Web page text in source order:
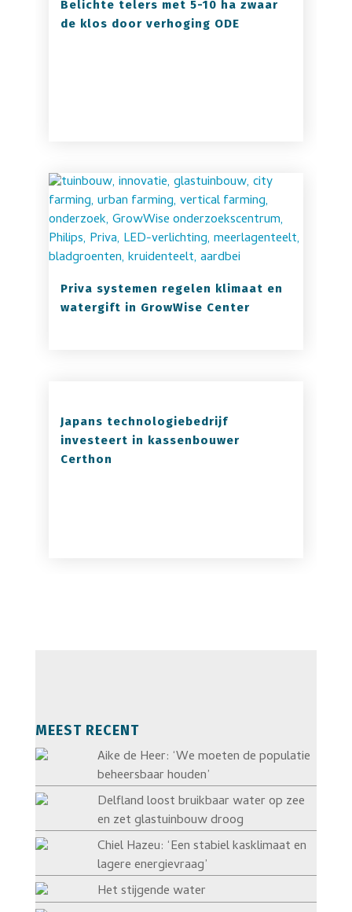
Belichte telers met 5-10 ha zwaar
de klos door verhoging ODE
Priva systemen regelen klimaat en
watergift in GrowWise Center
Japans technologiebedrijf
investeert in kassenbouwer
Certhon
MEEST RECENT
Aike de Heer: ‘We moeten de populatie
beheersbaar houden’
Delfland loost bruikbaar water op zee
en zet glastuinbouw droog
Chiel Hazeu: ‘Een stabiel kasklimaat en
lagere energievraag’
Het stijgende water